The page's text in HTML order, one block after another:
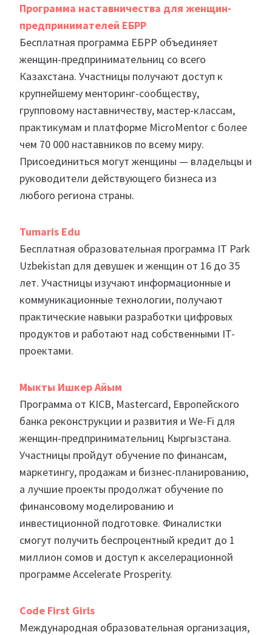
Программа наставничества для женщин-
предпринимателей ЕБРР
Бесплатная программа ЕБРР объединяет
женщин-предпринимательниц со всего
Казахстана. Участницы получают доступ к
крупнейшему менторинг-сообществу,
групповому наставничеству, мастер-классам,
практикумам и платформе MicroMentor с более
чем 70 000 наставников по всему миру.
Присоединиться могут женщины — владельцы и
руководители действующего бизнеса из
любого региона страны.
Tumaris Edu
Бесплатная образовательная программа IT Park
Uzbekistan для девушек и женщин от 16 до 35
лет. Участницы изучают информационные и
коммуникационные технологии, получают
практические навыки разработки цифровых
продуктов и работают над собственными IT-
проектами.
Мыкты Ишкер Айым
Программа от KICB, Mastercard, Европейского
банка реконструкции и развития и We-Fi для
женщин-предпринимательниц Кыргызстана.
Участницы пройдут обучение по финансам,
маркетингу, продажам и бизнес-планированию,
а лучшие проекты продолжат обучение по
финансовому моделированию и
инвестиционной подготовке. Финалистки
смогут получить беспроцентный кредит до 1
миллион сомов и доступ к акселерационной
программе Accelerate Prosperity.
Code First Girls
Международная образовательная организация,